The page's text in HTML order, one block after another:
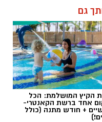
גם
הקיץ המושלמת: הכל
אחד ברשת הקאנטרי-
+ חודש מתנה (כולל